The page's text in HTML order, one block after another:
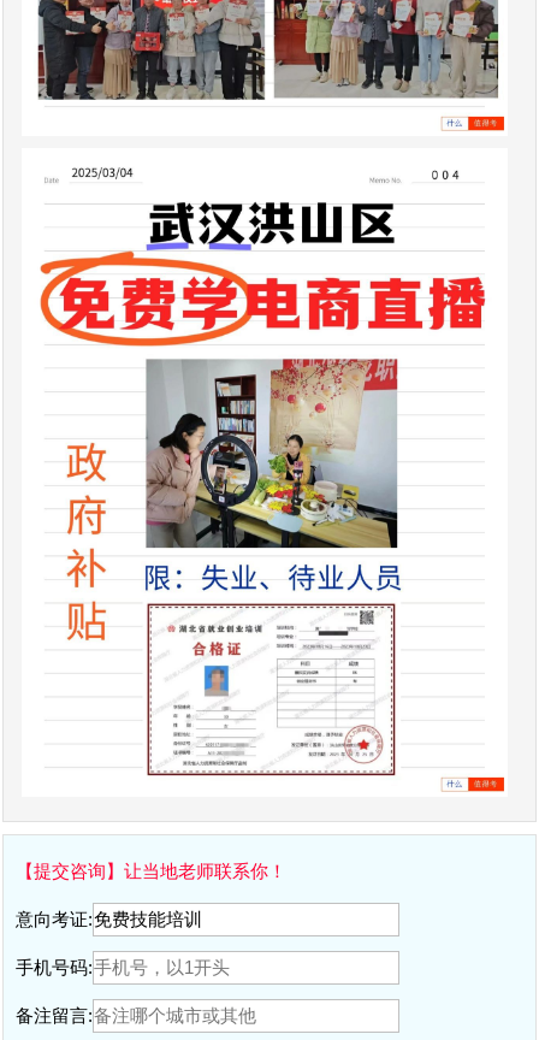
【提交咨询】让当地老师联系你！
意向考证:
手机号码:
备注留言: